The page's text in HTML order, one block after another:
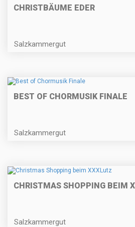
CHRISTBÄUME EDER
Salzkammergut
BEST OF CHORMUSIK FINALE
Salzkammergut
CHRISTMAS SHOPPING BEIM
Salzkammergut